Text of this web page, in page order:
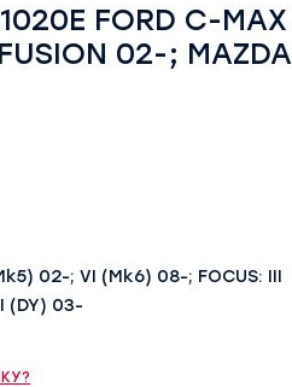
FORD C-MAX
02-; MAZDA
02-; VI (Mk6) 08-; FOCUS: III
I (DY) 03-